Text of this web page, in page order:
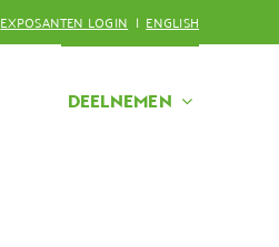
EXPOSANTEN LOGIN | ENGLISH
DEELNEMEN